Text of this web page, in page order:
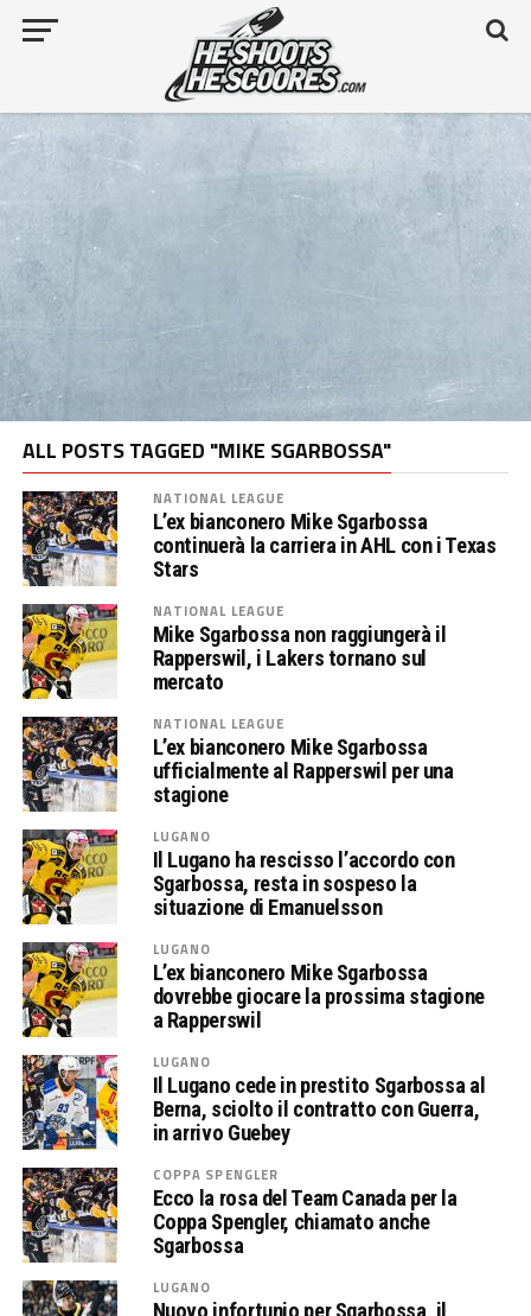
ALL POSTS TAGGED "MIKE SGARBOSSA"
NATIONAL LEAGUE
L’ex bianconero Mike Sgarbossa
continuerà la carriera in AHL con i Texas
Stars
NATIONAL LEAGUE
Mike Sgarbossa non raggiungerà il
Rapperswil, i Lakers tornano sul
mercato
NATIONAL LEAGUE
L’ex bianconero Mike Sgarbossa
ufficialmente al Rapperswil per una
stagione
LUGANO
Il Lugano ha rescisso l’accordo con
Sgarbossa, resta in sospeso la
situazione di Emanuelsson
LUGANO
L’ex bianconero Mike Sgarbossa
dovrebbe giocare la prossima stagione
a Rapperswil
LUGANO
Il Lugano cede in prestito Sgarbossa al
Berna, sciolto il contratto con Guerra,
in arrivo Guebey
COPPA SPENGLER
Ecco la rosa del Team Canada per la
Coppa Spengler, chiamato anche
Sgarbossa
LUGANO
Nuovo infortunio per Sgarbossa, il